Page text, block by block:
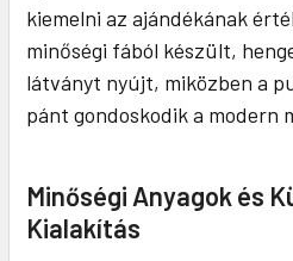
kiemelni az ajándékának
minőségi fából készült,
látványt nyújt, miközben a
pánt gondoskodik a modern
Minőségi Anyagok és
Kialakítás